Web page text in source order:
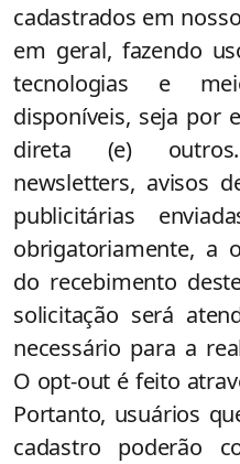
cadastrados em
em geral, fazendo
tecnologias e
disponíveis, seja por
direta (e)
newsletters, avisos
publicitárias
obrigatoriamente, a
do recebimento
solicitação será
necessário para a
O opt-out é feito
Portanto, usuários
cadastro poderão